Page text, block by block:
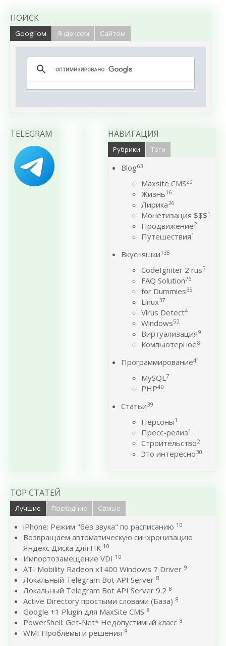
ПОИСК
Googl`ом Яндексом Сайтом
TELEGRAM НАВИГАЦИЯ
Рубрики Теги
Blog63
Maxsite CMS20
Жизнь16
Лирика26
Монетизация $$$1
Продвижение2
Путешествия1
Вкусняшки135
CodeIgniter 2 rus5
FAQ Solution76
for Dummies35
Linux37
Virus Detect4
Windows52
Виртуализация9
Компьютерное8
Программирование41
MySQL7
PHP40
Статьи39
Персоны1
Пресс-релиз1
Строительство2
Это интересно30
TOP СТАТЕЙ
Лучшие Последние Самые
iPhone: Режим "без звука" по расписанию 10
Возвращаем автоматическую синхронизацию
Яндекс Диска для ПК 10
Импортозамещение VDI 10
ATI Mobility Radeon x1400 Windows 7 Driver 9
Локальный Telegram Bot API Server 8
Локальный Telegram Bot API Server 9.2 8
Active Directory простыми словами (База) 8
Google +1 Plugin для MaxSite CMS 8
PowerShell: Get-Net* Недопустимый класс 8
WMI Проблемы и решения 8